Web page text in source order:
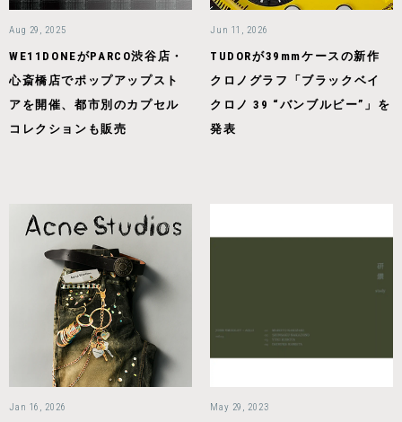
Aug 29, 2025
WE11DONEがPARCO渋谷店・
心斎橋店でポップアップスト
アを開催、都市別のカプセル
コレクションも販売
Jun 11, 2026
TUDORが39mmケースの新作
クロノグラフ「ブラックベイ
クロノ 39 “バンブルビー”」を
発表
Jan 16, 2026 May 29, 2023